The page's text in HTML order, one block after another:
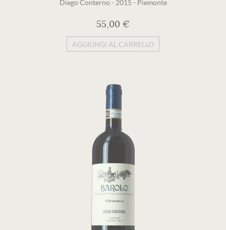
Diego Conterno - 2015 - Piemonte
55,00 €
AGGIUNGI AL CARRELLO